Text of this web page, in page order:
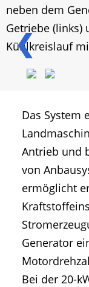
❮
neben dem
Getriebe (links)
Kühlkreislauf
Das System
Antrieb und
von
ermöglicht
Generator
Bei der 20-